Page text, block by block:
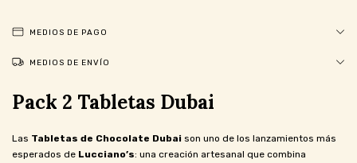
MEDIOS DE PAGO
MEDIOS DE ENVÍO
Pack 2 Tabletas Dubai
Las Tabletas de Chocolate Dubai son uno de los lanzamientos más
esperados de Lucciano’s: una creación artesanal que combina